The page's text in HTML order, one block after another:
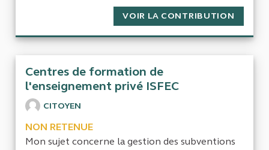
VOIR LA CONTRIBUTION
Centres de formation de
l'enseignement privé ISFEC
CITOYEN
NON RETENUE
Mon sujet concerne la gestion des subventions